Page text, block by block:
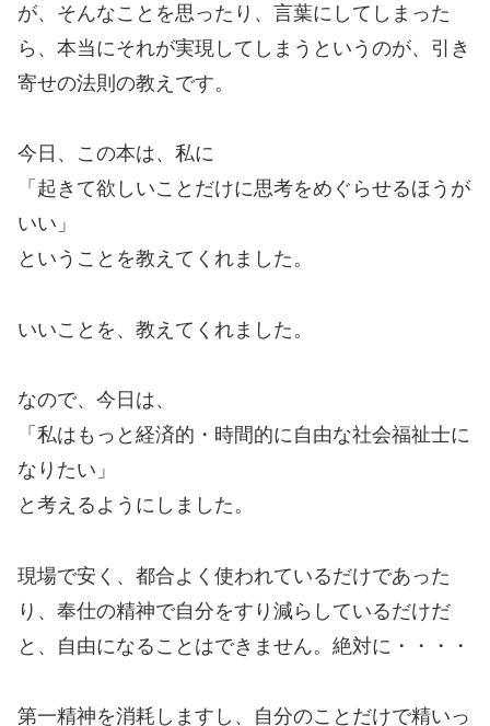
が、そんなことを思ったり、言葉にしてしまった
ら、本当にそれが実現してしまうというのが、引き
寄せの法則の教えです。
今日、この本は、私に
「起きて欲しいことだけに思考をめぐらせるほうが
いい」
ということを教えてくれました。
いいことを、教えてくれました。
なので、今日は、
「私はもっと経済的・時間的に自由な社会福祉士に
なりたい」
と考えるようにしました。
現場で安く、都合よく使われているだけであった
り、奉仕の精神で自分をすり減らしているだけだ
と、自由になることはできません。絶対に・・・・
第一精神を消耗しますし、自分のことだけで精いっ